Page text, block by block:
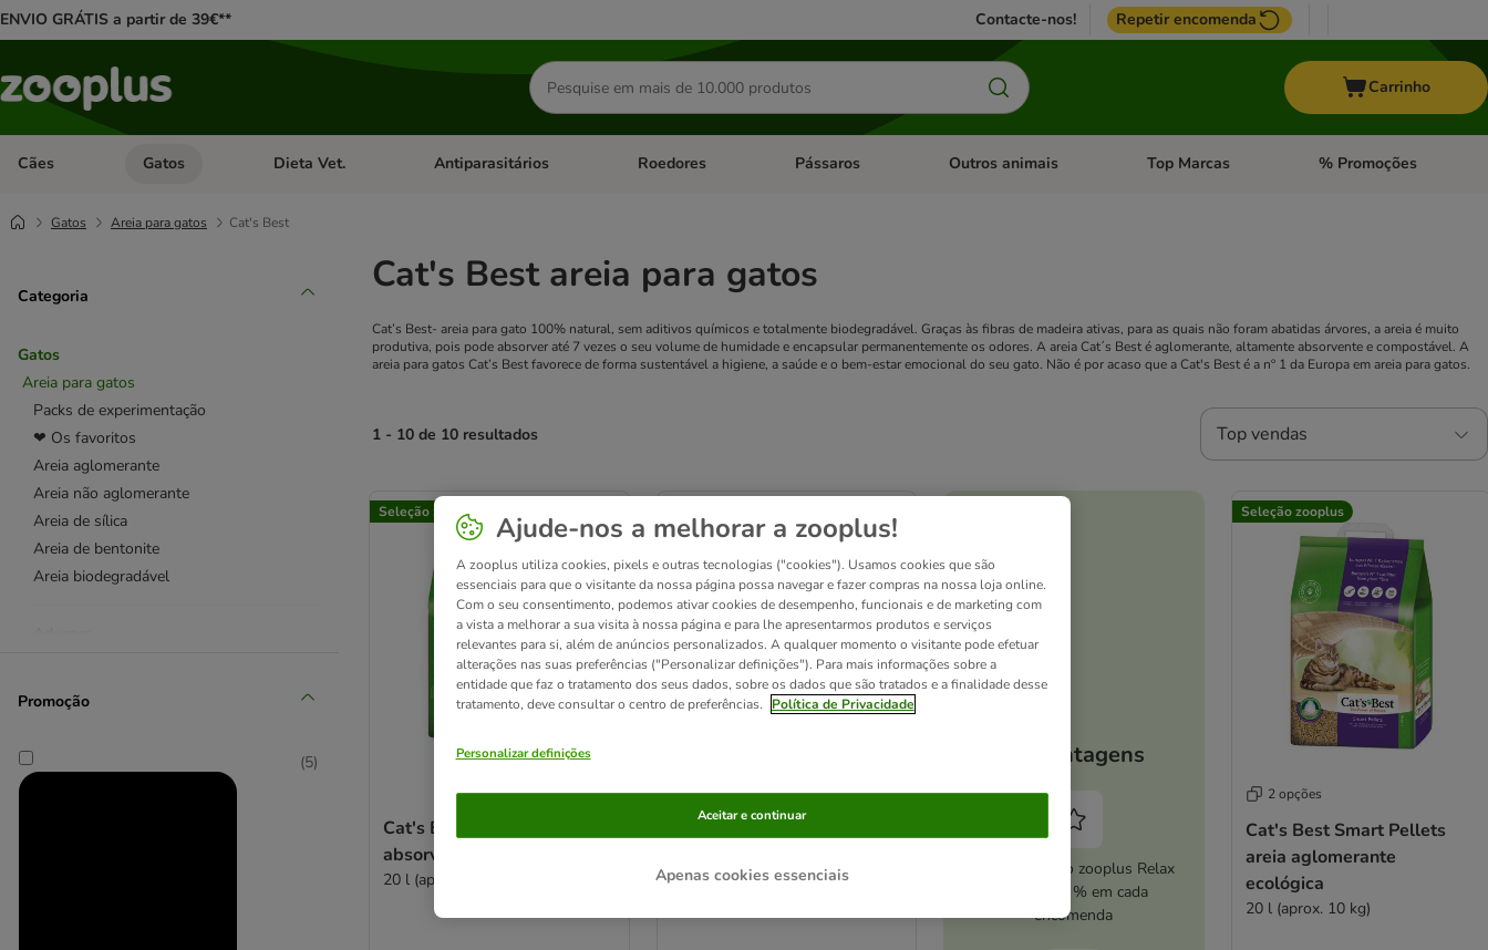
ENVIO GRÁTIS a partir de 39€** Contacte-nos! Repetir encomenda
Pesquisar
produtos
Carrinho
Cães Abrir menu de categoria: Cães
Gatos Abrir menu de categoria: Gatos
Dieta Vet. Abrir menu de categoria: Dieta Vet.
Antiparasitários Abrir menu de categoria: Antiparasitários
Roedores Abrir menu de categoria: Roedores
Pássaros Abrir menu de categoria: Pássaros
Outros animais Abrir menu de categoria: Outros animais
Top Marcas Abrir menu de categoria:
% Promoções
Gatos Areia para gatos Cat's Best
Categoria
Gatos
Areia para gatos
Packs de experimentação
❤ Os favoritos
Areia aglomerante
Areia não aglomerante
Areia de sílica
Areia de bentonite
Areia biodegradável
Biokat's
Cat's Best
Intersand Classic
Promoção
(5)
Cat's Best areia para gatos
Cat’s Best- areia para gato 100% natural, sem aditivos químicos e totalmente biodegradável. Graças às fibras de madeira ativas, para as quais não foram abatidas árvores, a areia é muito
produtiva, pois pode absorver até 7 vezes o seu volume de humidade e encapsular permanentemente os odores. A areia Cat´s Best é aglomerante, altamente absorvente e compostável. A
areia para gatos Cat’s Best favorece de forma sustentável a higiene, a saúde e o bem-estar emocional do seu gato. Não é por acaso que a Cat's Best é a nº 1 da Europa em areia para gatos.
1 - 10 de 10 resultados Top vendas
product items have been changed
Seleção zooplus
Cat's Best Universal pellets
absorventes ecológicos
20 l (aprox. 11 kg)
4 opções
5 l (aprox. 2,1 kg)
As vantagens
Ative o serviço zooplus Relax
e poupe 5 % em cada
encomenda
Seleção zooplus
2 opções
Cat's Best Smart Pellets
areia aglomerante
ecológica
20 l (aprox. 10 kg)
Ajude-nos a melhorar a zooplus!
A zooplus utiliza cookies, pixels e outras tecnologias ("cookies"). Usamos cookies que são
essenciais para que o visitante da nossa página possa navegar e fazer compras na nossa loja online.
Com o seu consentimento, podemos ativar cookies de desempenho, funcionais e de marketing com
a vista a melhorar a sua visita à nossa página e para lhe apresentarmos produtos e serviços
relevantes para si, além de anúncios personalizados. A qualquer momento o visitante pode efetuar
alterações nas suas preferências ("Personalizar definições"). Para mais informações sobre a
entidade que faz o tratamento dos seus dados, sobre os dados que são tratados e a finalidade desse
tratamento, deve consultar o centro de preferências.
Política de Privacidade
Personalizar definições
Apenas cookies essenciais
Aceitar e continuar